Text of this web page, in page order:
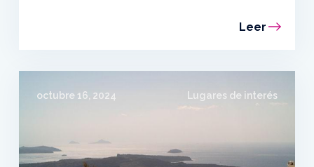
Leer
octubre 16, 2024 Lugares de interés